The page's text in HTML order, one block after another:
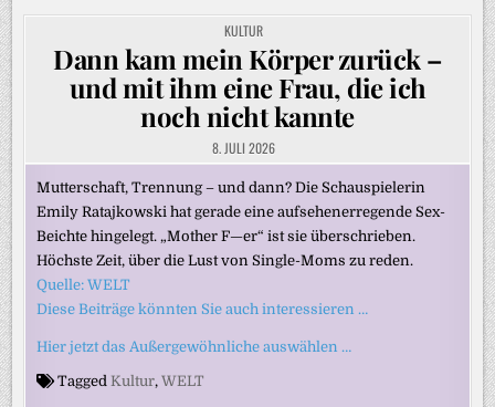
POSTED
IN
KULTUR
Dann kam mein Körper zurück –
und mit ihm eine Frau, die ich
noch nicht kannte
8. JULI 2026
Mutterschaft, Trennung – und dann? Die Schauspielerin
Emily Ratajkowski hat gerade eine aufsehenerregende Sex-
Beichte hingelegt. „Mother F—er“ ist sie überschrieben.
Höchste Zeit, über die Lust von Single-Moms zu reden.
Quelle: WELT
Diese Beiträge könnten Sie auch interessieren …
Hier jetzt das Außergewöhnliche auswählen …
Tagged Kultur,WELT